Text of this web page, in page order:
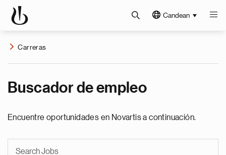
Candean
Carreras
Buscador de empleo
Encuentre oportunidades en Novartis a continuación.